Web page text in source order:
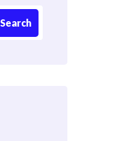
Search